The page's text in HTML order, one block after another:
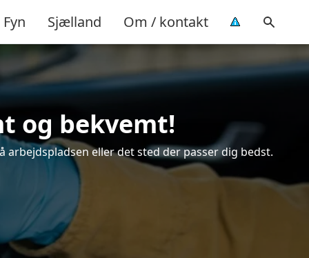
Fyn Sjælland Om / kontakt
og bekvemt!
eller det sted der passer dig bedst.